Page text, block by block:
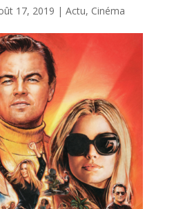
17, 2019 | Actu, Cinéma